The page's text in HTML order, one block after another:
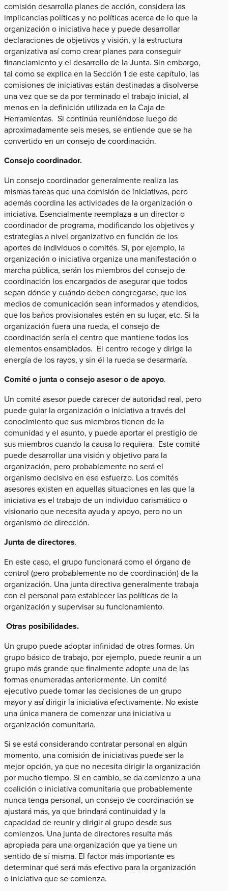
comisión desarrolla planes de acción, considera las
implicancias políticas y no políticas acerca de lo que la
organización o iniciativa hace y puede desarrollar
declaraciones de objetivos y visión, y la estructura
organizativa así como crear planes para conseguir
financiamiento y el desarrollo de la Junta. Sin embargo,
tal como se explica en la Sección 1 de este capítulo, las
comisiones de iniciativas están destinadas a disolverse
una vez que se da por terminado el trabajo inicial, al
menos en la definición utilizada en la Caja de
Herramientas. Si continúa reuniéndose luego de
aproximadamente seis meses, se entiende que se ha
convertido en un consejo de coordinación.
Consejo coordinador.
Un consejo coordinador generalmente realiza las
mismas tareas que una comisión de iniciativas, pero
además coordina las actividades de la organización o
iniciativa. Esencialmente reemplaza a un director o
coordinador de programa, modificando los objetivos y
estrategias a nivel organizativo en función de los
aportes de individuos o comités. Si, por ejemplo, la
organización o iniciativa organiza una manifestación o
marcha pública, serán los miembros del consejo de
coordinación los encargados de asegurar que todos
sepan dónde y cuándo deben congregarse, que los
medios de comunicación sean informados y atendidos,
que los baños provisionales estén en su lugar, etc. Si la
organización fuera una rueda, el consejo de
coordinación sería el centro que mantiene todos los
elementos ensamblados. El centro recoge y dirige la
energía de los rayos, y sin él la rueda se desarmaría.
Comité o junta o consejo asesor o de apoyo.
Un comité asesor puede carecer de autoridad real, pero
puede guiar la organización o iniciativa a través del
conocimiento que sus miembros tienen de la
comunidad y el asunto, y puede aportar el prestigio de
sus miembros cuando la causa lo requiera. Este comité
puede desarrollar una visión y objetivo para la
organización, pero probablemente no será el
organismo decisivo en ese esfuerzo. Los comités
asesores existen en aquellas situaciones en las que la
iniciativa es el trabajo de un individuo carismático o
visionario que necesita ayuda y apoyo, pero no un
organismo de dirección.
Junta de directores.
En este caso, el grupo funcionará como el órgano de
control (pero probablemente no de coordinación) de la
organización. Una junta directiva generalmente trabaja
con el personal para establecer las políticas de la
organización y supervisar su funcionamiento.
Otras posibilidades.
Un grupo puede adoptar infinidad de otras formas. Un
grupo básico de trabajo, por ejemplo, puede reunir a un
grupo más grande que finalmente adopte una de las
formas enumeradas anteriormente. Un comité
ejecutivo puede tomar las decisiones de un grupo
mayor y así dirigir la iniciativa efectivamente. No existe
una única manera de comenzar una iniciativa u
organización comunitaria.
Si se está considerando contratar personal en algún
momento, una comisión de iniciativas puede ser la
mejor opción, ya que no necesita dirigir la organización
por mucho tiempo. Si en cambio, se da comienzo a una
coalición o iniciativa comunitaria que probablemente
nunca tenga personal, un consejo de coordinación se
ajustará más, ya que brindará continuidad y la
capacidad de reunir y dirigir al grupo desde sus
comienzos. Una junta de directores resulta más
apropiada para una organización que ya tiene un
sentido de sí misma. El factor más importante es
determinar qué será más efectivo para la organización
o iniciativa que se comienza.